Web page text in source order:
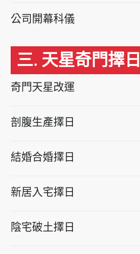
公司開幕科儀
三. 天星奇門擇日
奇門天星改運
剖腹生產擇日
結婚合婚擇日
新居入宅擇日
陰宅破土擇日